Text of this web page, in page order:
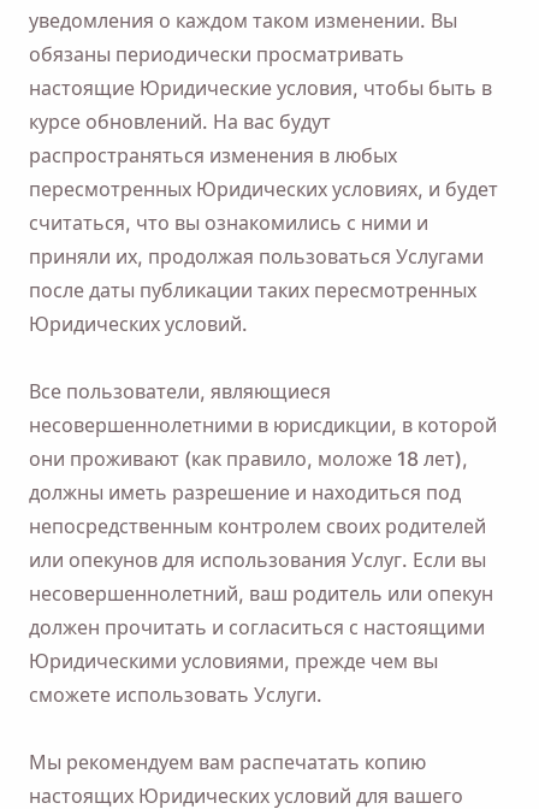
уведомления о каждом таком изменении. Вы
обязаны периодически просматривать
настоящие Юридические условия, чтобы быть в
курсе обновлений. На вас будут
распространяться изменения в любых
пересмотренных Юридических условиях, и будет
считаться, что вы ознакомились с ними и
приняли их, продолжая пользоваться Услугами
после даты публикации таких пересмотренных
Юридических условий.
Все пользователи, являющиеся
несовершеннолетними в юрисдикции, в которой
они проживают (как правило, моложе 18 лет),
должны иметь разрешение и находиться под
непосредственным контролем своих родителей
или опекунов для использования Услуг. Если вы
несовершеннолетний, ваш родитель или опекун
должен прочитать и согласиться с настоящими
Юридическими условиями, прежде чем вы
сможете использовать Услуги.
Мы рекомендуем вам распечатать копию
настоящих Юридических условий для вашего